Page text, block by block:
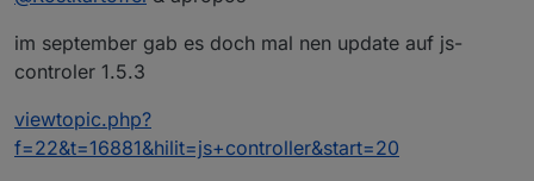
im september gab es doch mal nen update auf js-
controler 1.5.3
viewtopic.php?
f=22&t=16881&hilit=js+controller&start=20